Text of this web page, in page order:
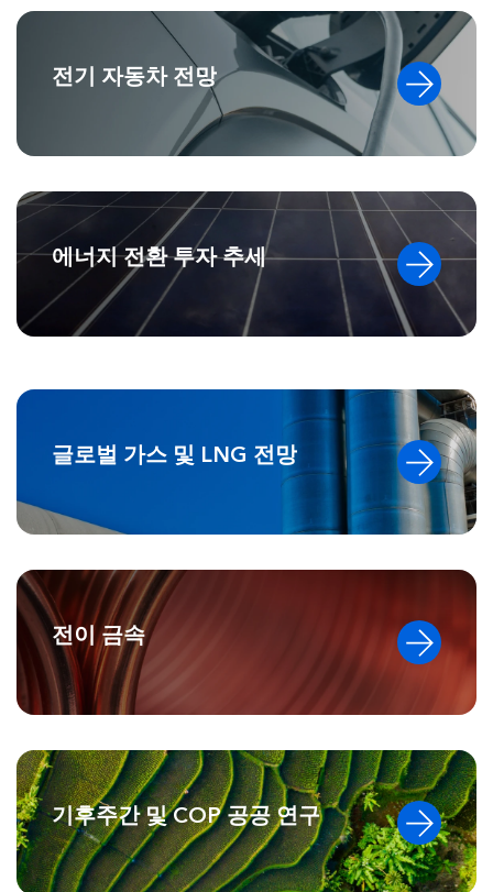
전기 자동차 전망
에너지 전환 투자 추세
글로벌 가스 및 LNG 전망
전이 금속
기후주간 및 COP 공공 연구